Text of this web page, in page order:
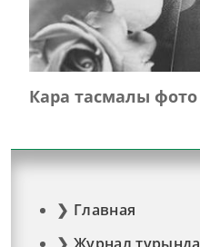
Кара тасмалы фото
Главная